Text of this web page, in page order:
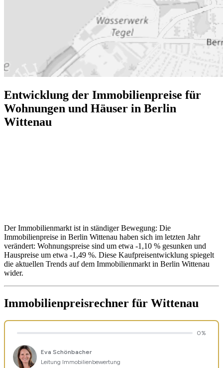
Entwicklung der Immobilienpreise für
Wohnungen und Häuser in Berlin
Wittenau
Der Immobilienmarkt ist in ständiger Bewegung: Die
Immobilienpreise in Berlin Wittenau haben sich im letzten Jahr
verändert: Wohnungspreise sind um etwa -1,10 % gesunken und
Hauspreise um etwa -1,49 %. Diese Kaufpreisentwicklung spiegelt
die aktuellen Trends auf dem Immobilienmarkt in Berlin Wittenau
wider.
Immobilienpreisrechner für Wittenau